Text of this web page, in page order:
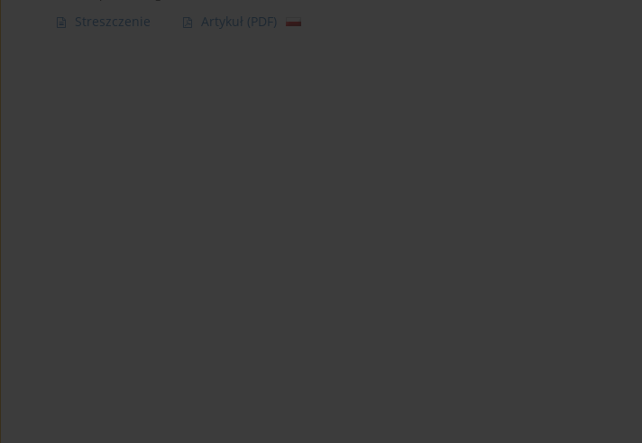
Streszczenie Artykuł (PDF)